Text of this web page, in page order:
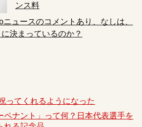
ンス料
ニュースのコメントあり、なしは、
決まっているのか？
ってくれるようになった
ペナント」って何？日本代表選手を